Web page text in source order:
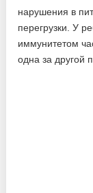
нарушения в
перегрузки. У
иммунитетом
одна за другой